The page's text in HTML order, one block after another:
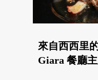
來自西西里
Giara 餐廳